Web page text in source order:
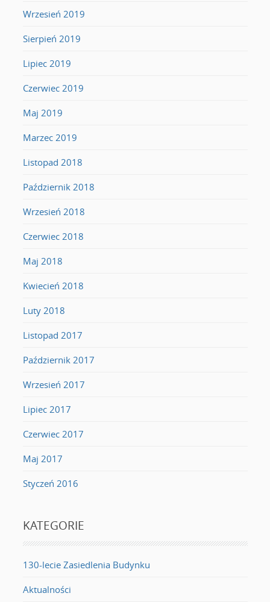
Wrzesień 2019
Sierpień 2019
Lipiec 2019
Czerwiec 2019
Maj 2019
Marzec 2019
Listopad 2018
Październik 2018
Wrzesień 2018
Czerwiec 2018
Maj 2018
Kwiecień 2018
Luty 2018
Listopad 2017
Październik 2017
Wrzesień 2017
Lipiec 2017
Czerwiec 2017
Maj 2017
Styczeń 2016
KATEGORIE
130-lecie Zasiedlenia Budynku
Aktualności